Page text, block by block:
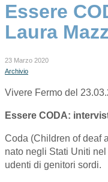
Essere
Laura
23 Marzo 2020
Archivio
Vivere Fermo del
Essere CODA:
Coda (Children of deaf
nato negli Stati Uniti
udenti di genitori sordi.